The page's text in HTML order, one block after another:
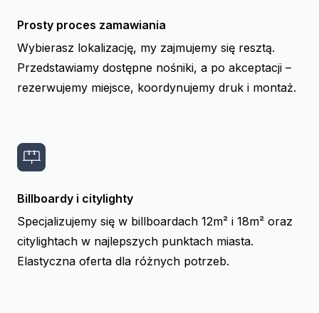
Prosty proces zamawiania
Wybierasz lokalizację, my zajmujemy się resztą.
Przedstawiamy dostępne nośniki, a po akceptacji –
rezerwujemy miejsce, koordynujemy druk i montaż.
Billboardy i citylighty
Specjalizujemy się w billboardach 12m² i 18m² oraz
citylightach w najlepszych punktach miasta.
Elastyczna oferta dla różnych potrzeb.